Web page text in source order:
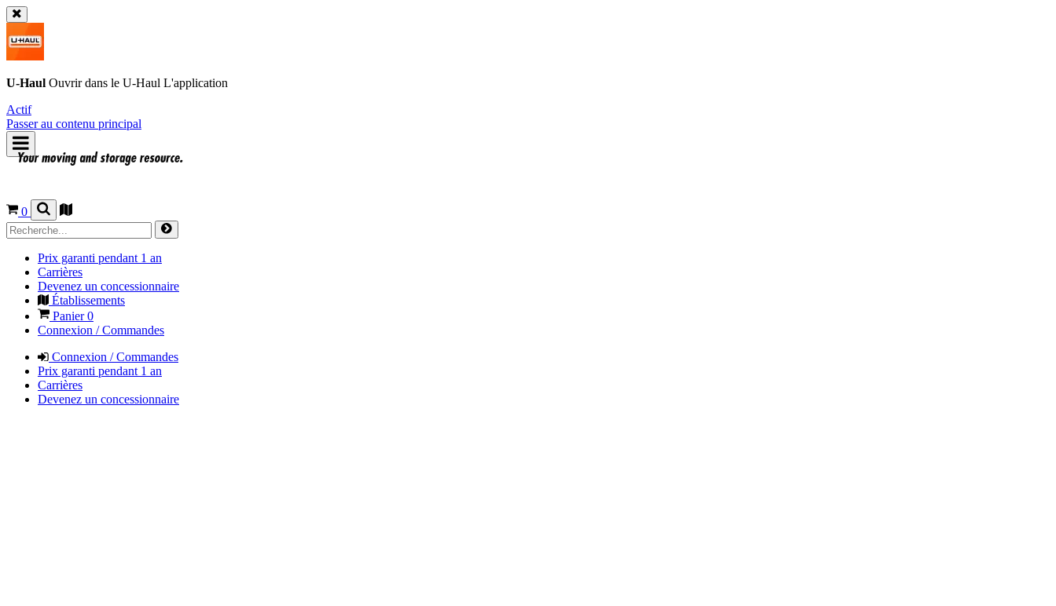
U-Haul Ouvrir dans le U-Haul L'application
Actif
Passer au contenu principal
0
Prix garanti pendant 1 an
Carrières
Devenez un concessionnaire
Établissements
Panier0
Connexion / Commandes
Connexion / Commandes
Prix garanti pendant 1 an
Carrières
Devenez un concessionnaire